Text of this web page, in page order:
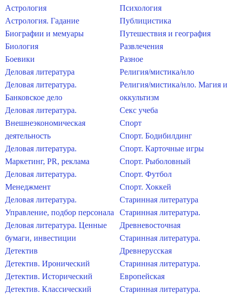
Астрология
Астрология. Гадание
Биографии и мемуары
Биология
Боевики
Деловая литература
Деловая литература.
Банковское дело
Деловая литература.
Внешнеэкономическая
деятельность
Деловая литература.
Маркетинг, PR, реклама
Деловая литература.
Менеджмент
Деловая литература.
Управление, подбор персонала
Деловая литература. Ценные
бумаги, инвестиции
Детектив
Детектив. Иронический
Детектив. Исторический
Детектив. Классический
Психология
Публицистика
Путешествия и география
Развлечения
Разное
Религия/мистика/нло
Религия/мистика/нло. Магия и
оккультизм
Секс учеба
Спорт
Спорт. Бодибилдинг
Спорт. Карточные игры
Спорт. Рыболовный
Спорт. Футбол
Спорт. Хоккей
Старинная литература
Старинная литература.
Древневосточная
Старинная литература.
Древнерусская
Старинная литература.
Европейская
Старинная литература.